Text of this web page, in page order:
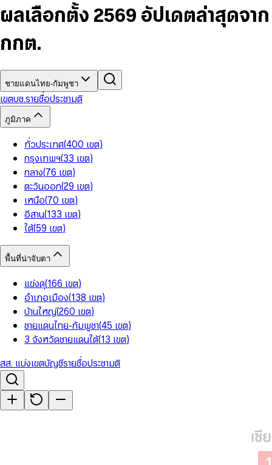
7
8
5
6
8
9
6
7
9
5
6
8
9
9
ผลเลือกตั้ง 2569 อัปเดตล่าสุดจาก
กกต.
ชายแดนไทย-กัมพูชา
เขตบช.รายชื่อประชามติ
ภูมิภาค
ทั่วประเทศ(400 เขต)
กรุงเทพฯ(33 เขต)
กลาง(76 เขต)
ตะวันออก(29 เขต)
เหนือ(70 เขต)
อีสาน(133 เขต)
ใต้(59 เขต)
พื้นที่น่าจับตา
แข่งดุ(166 เขต)
อำเภอเมือง(138 เขต)
บ้านใหญ่(260 เขต)
ชายแดนไทย-กัมพูชา(45 เขต)
3 จังหวัดชายแดนใต้(13 เขต)
สส. แบ่งเขตบัญชีรายชื่อประชามติ